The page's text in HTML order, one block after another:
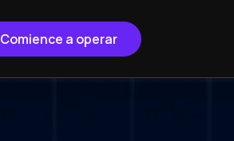
Comience a operar